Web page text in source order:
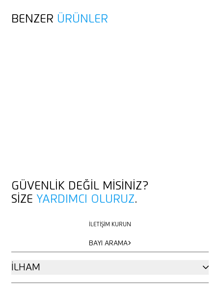
BENZER ÜRÜNLER
GÜVENLIK DEĞIL MISINIZ?
SIZE YARDIMCI OLURUZ.
İLETIŞIM KURUN
BAYI ARAMA
İLHAM